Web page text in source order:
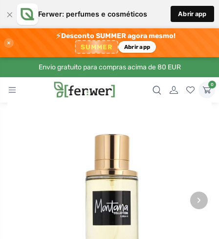
× Ferwer: perfumes e cosméticos Abrir app
×
⚡Desconto SUMMER agora mesmo!
SUMMER Abrir app
Envio gratuito para compras acima de 80 EUR
0
›